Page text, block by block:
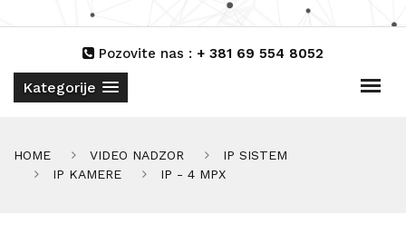
Kategorije
Pozovite nas : + 381 69 554 8052
HOME VIDEO NADZOR
IP SISTEM
IP KAMERE
IP - 4 MPX